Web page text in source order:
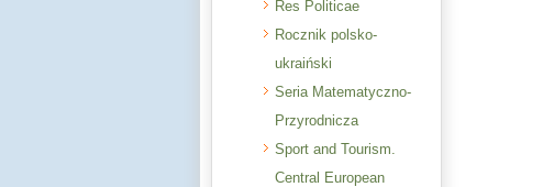
Res Politicae
Rocznik polsko-
ukraiński
Seria Matematyczno-
Przyrodnicza
Sport and Tourism.
Central European